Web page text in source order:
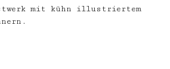
mit kühn illustriertem